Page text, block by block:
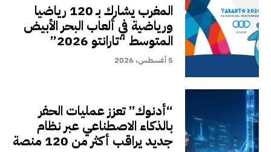
المغرب يشارك بـ 120 رياضيا
ورياضية في ألعاب البحر الأبيض
المتوسط “تارانتو 2026”
5 أغسطس، 2026
“أدنوك” تعزز عمليات الحفر
بالذكاء الاصطناعي عبر نظام
جديد يراقب أكثر من 120 منصة